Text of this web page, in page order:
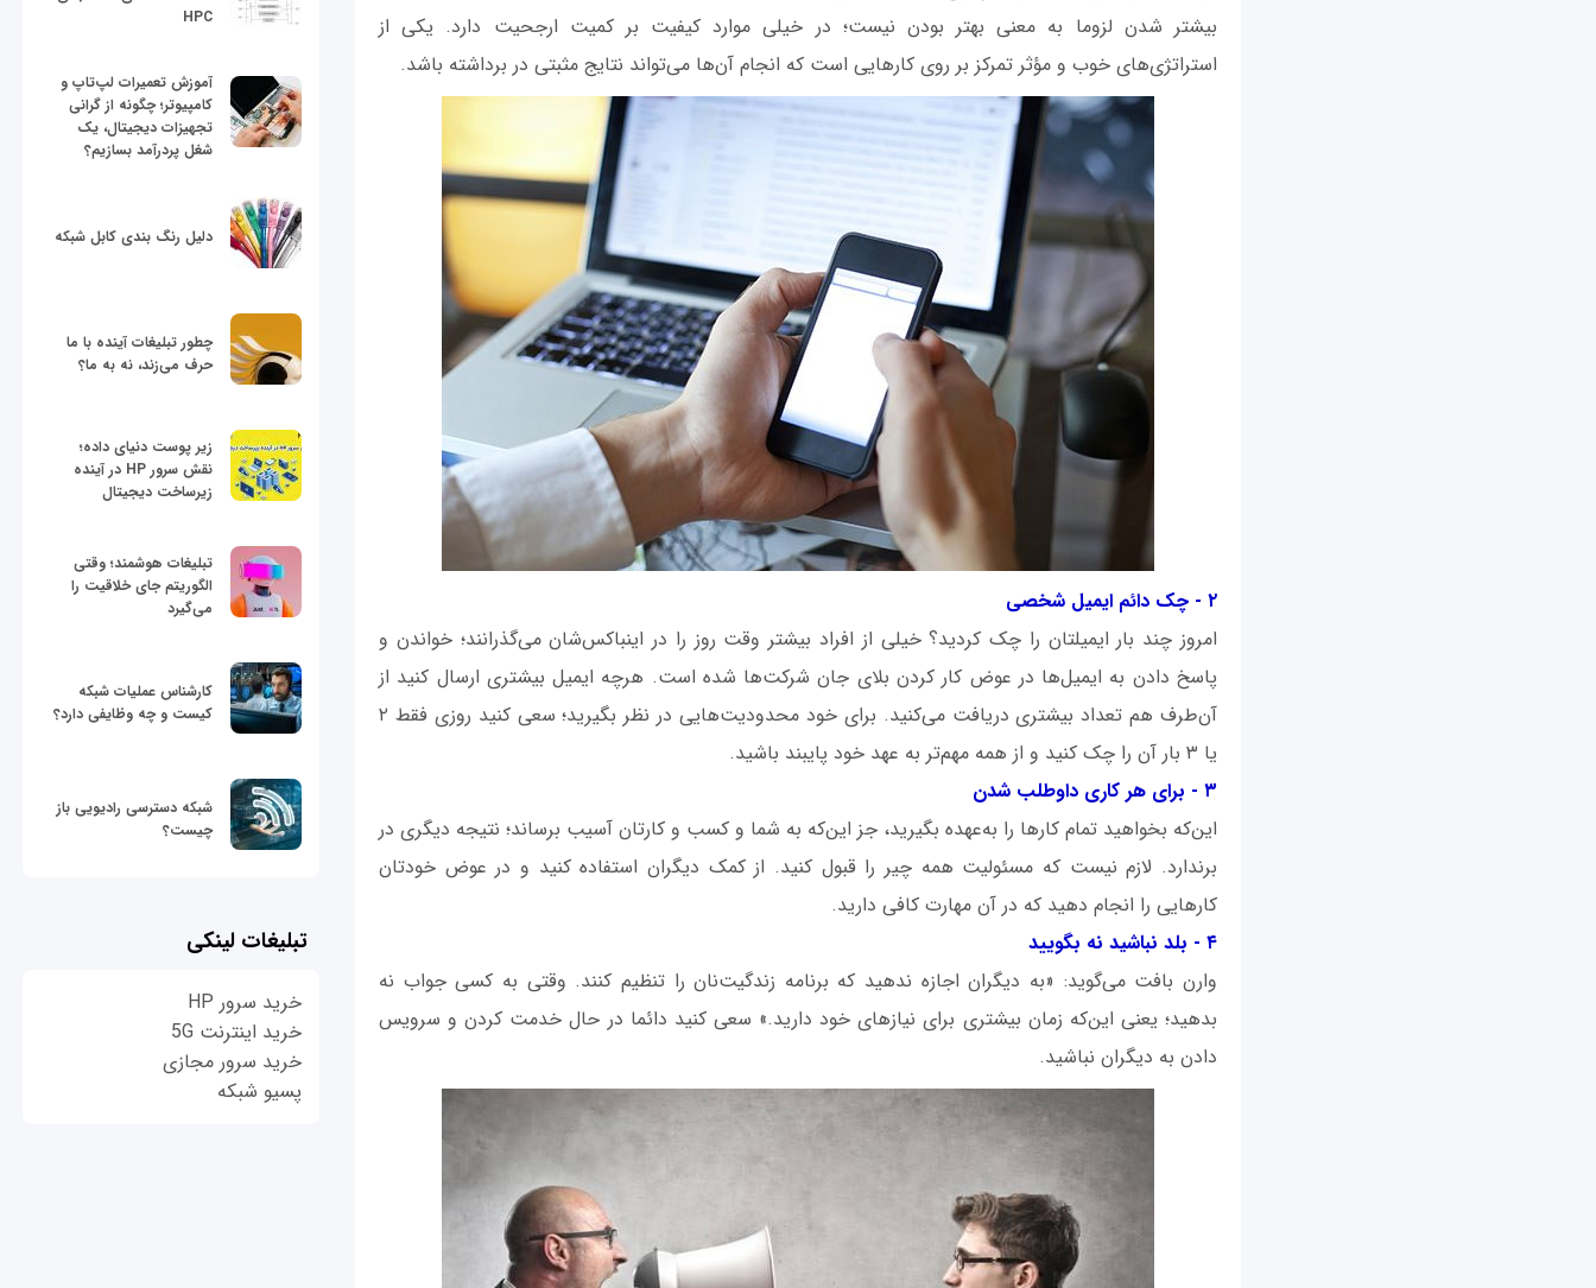
بیشتر شدن لزوما به معنی بهتر بودن نیست؛ در خیلی موارد کیفیت بر کمیت ارجحیت دارد. یکی از
استراتژی‌های خوب و مؤثر تمرکز بر روی کارهایی است که انجام آن‌‌ها می‌تواند نتایج مثبتی در برداشته باشد.
۲ - چک دائم ایمیل شخصی
امروز چند بار ایمیلتان را چک کردید؟ خیلی از افراد بیشتر وقت روز را در اینباکس‌شان می‌گذرانند؛ خواندن و
پاسخ دادن به ایمیل‌ها در عوض کار کردن بلای جان شرکت‌ها شده است. هرچه ایمیل بیشتری ارسال کنید از
آن‌طرف هم تعداد بیشتری دریافت می‌کنید. برای خود محدودیت‌هایی در نظر بگیرید؛ سعی کنید روزی فقط ۲
یا ۳ بار آن را چک کنید و از همه مهم‌تر به عهد خود پایبند باشید.
۳ - برای هر کاری داوطلب شدن
این‌که بخواهید تمام کارها را به‌عهده بگیرید، جز این‌که به شما و کسب و کارتان آسیب برساند؛ نتیجه دیگری در
برندارد. لازم نیست که مسئولیت همه چیر را قبول کنید. از کمک دیگران استفاده کنید و در عوض خودتان
کارهایی را انجام دهید که در آن مهارت کافی دارید.
۴ - بلد نباشید نه بگویید
وارن بافت می‌گوید: «به دیگران اجازه ندهید که برنامه زندگیت‌نان را تنظیم کنند. وقتی به کسی جواب نه
بدهید؛ یعنی این‌که زمان بیشتری برای نیازهای خود دارید.» سعی کنید دائما در حال خدمت کردن و سرویس
دادن به دیگران نباشید.
HPC
آموزش تعمیرات لپ‌تاپ و
کامپیوتر؛ چگونه از گرانی
تجهیزات دیجیتال، یک
شغل پردرآمد بسازیم؟
دلیل رنگ بندی کابل شبکه
چطور تبلیغات آینده با ما
حرف می‌زند، نه به ما؟
زیر پوست دنیای داده؛
نقش سرور HP در آینده
زیرساخت دیجیتال
تبلیغات هوشمند؛ وقتی
الگوریتم جای خلاقیت را
می‌گیرد
کارشناس عملیات شبکه
کیست و چه وظایفی دارد؟
شبکه دسترسی رادیویی باز
چیست؟
تبلیغات لینکی
خرید سرور HP
خرید اینترنت 5G
خرید سرور مجازی
پسیو شبکه